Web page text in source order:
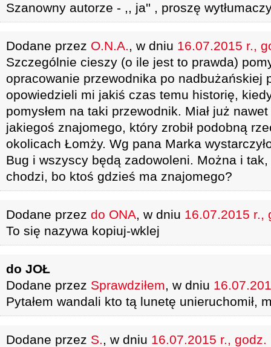
Szanowny autorze - ,, ja'' , proszę
Dodane przez O.N.A., w dniu 16.07.2015 r.,
Szczególnie cieszy (o ile jest to prawda)
opracowanie przewodnika po nadbużańskiej
opowiedzieli mi jakiś czas temu historię,
pomysłem na taki przewodnik. Miał już
jakiegoś znajomego, który zrobił podobną
okolicach Łomży. Wg pana Marka
Bug i wszyscy będą zadowoleni. Można i
chodzi, bo ktoś gdzieś ma znajomego?
Dodane przez do ONA, w dniu 16.07.2015 r.,
To się nazywa kopiuj-wklej
do JOŁ
Dodane przez Sprawdziłem, w dniu
Pytałem wandali kto tą lunetę unieruchomił,
Dodane przez S., w dniu 16.07.2015 r., godz.